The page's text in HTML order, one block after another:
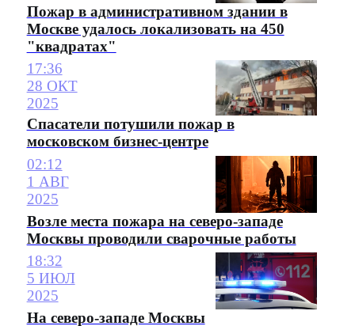
Пожар в административном здании в
Москве удалось локализовать на 450
"квадратах"
17:36
28 ОКТ
2025
Спасатели потушили пожар в
московском бизнес-центре
02:12
1 АВГ
2025
Возле места пожара на северо-западе
Москвы проводили сварочные работы
18:32
5 ИЮЛ
2025
На северо-западе Москвы